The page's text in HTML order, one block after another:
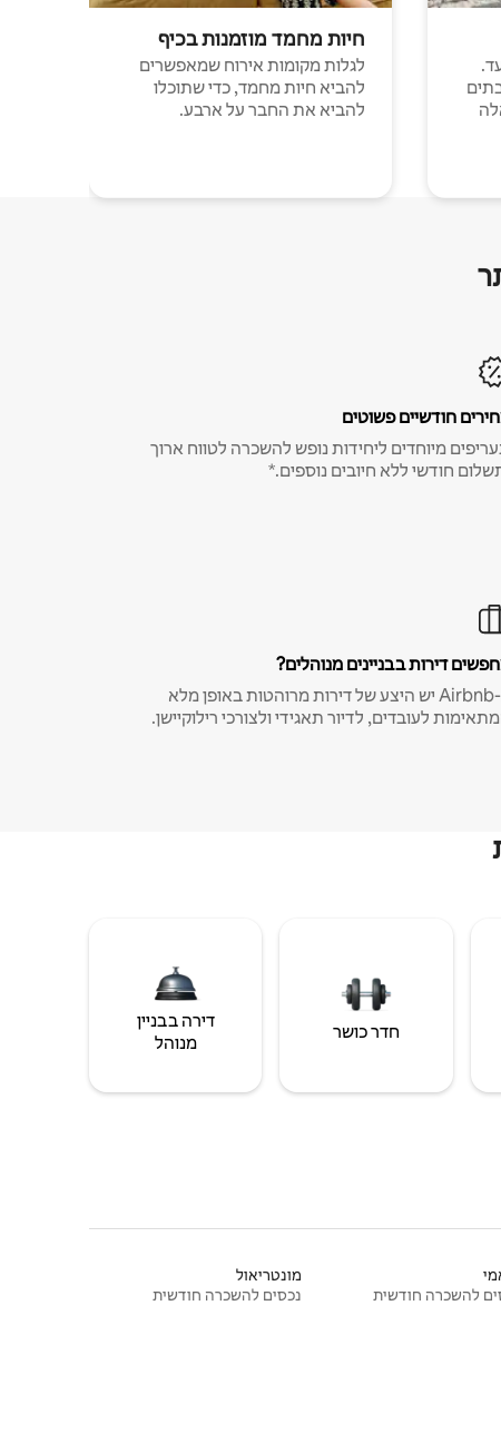
חיות מחמד מוזמנות בכיף
לגלות מקומות אירוח שמאפשרים
להביא חיות מחמד, כדי שתוכלו
להביא את החבר על ארבע.
חודשיים פשוטים
מיוחדים ליחידות נופש להשכרה לטווח ארוך
חודשי ללא חיובים נוספים.*
דירות בבניינים מנוהלים?
ב-Airbnb יש היצע של דירות מרוהטות באופן מלא
לעובדים, לדיור תאגידי ולצורכי רילוקיישן.
חדר כושר
דירה בבניין
מנוהל
להשכרה חודשית
מונטריאול
נכסים להשכרה חודשית